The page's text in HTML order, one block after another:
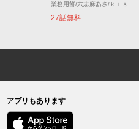
業務用餅/六志麻あさ/ｋｉｓｕｉ
27話無料
アプリもあります